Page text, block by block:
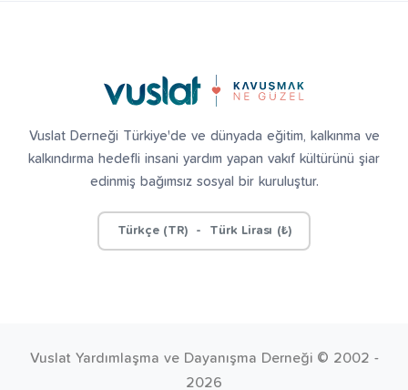
Vuslat Derneği Türkiye'de ve dünyada eğitim, kalkınma ve
kalkındırma hedefli insani yardım yapan vakıf kültürünü şiar
edinmiş bağımsız sosyal bir kuruluştur.
Türkçe (TR) - Türk Lirası (₺)
Vuslat Yardımlaşma ve Dayanışma Derneği © 2002 -
2026